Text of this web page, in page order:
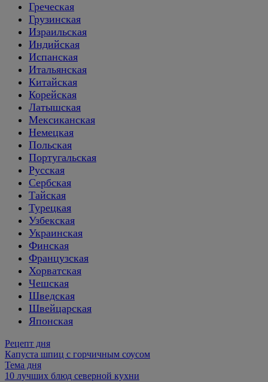
Греческая
Грузинская
Израильская
Индийская
Испанская
Итальянская
Китайская
Корейская
Латышская
Мексиканская
Немецкая
Польская
Португальская
Русская
Сербская
Тайская
Турецкая
Узбекская
Украинская
Финская
Французская
Хорватская
Чешская
Шведская
Швейцарская
Японская
Рецепт дня
Капуста шпиц с горчичным соусом
Тема дня
10 лучших блюд северной кухни